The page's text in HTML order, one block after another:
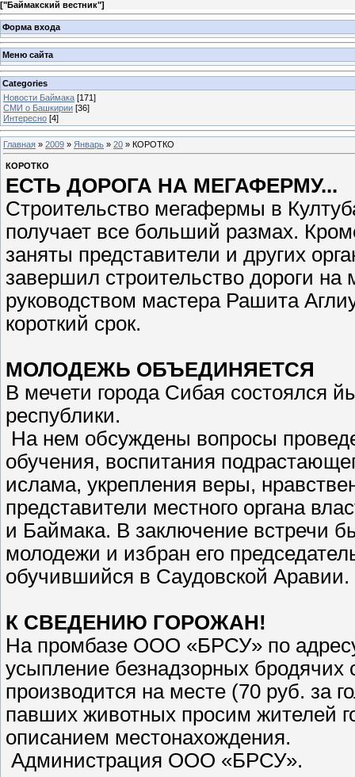
["Баймакский вестник"]
Форма входа
Меню сайта
Categories
Новости Баймака [171]
СМИ о Башкирии [36]
Интересно [4]
Главная » 2009 » Январь » 20 » КОРОТКО
КОРОТКО
ЕСТЬ ДОРОГА НА МЕГАФЕРМУ...
Строительство мегафермы в
получает все больший размах.
заняты представители и других
завершил строительство дороги
руководством мастера Рашита
короткий срок.
МОЛОДЕЖЬ ОБЪЕДИНЯЕТСЯ
В мечети города Сибая состоялся
республики.
На нем обсуждены вопросы
обучения, воспитания
ислама, укрепления веры,
представители местного органа
и Баймака. В заключение встречи
молодежи и избран его
обучившийся в Саудовской Аравии.
К СВЕДЕНИЮ ГОРОЖАН!
На промбазе ООО «БРСУ» по
усыпление безнадзорных бродячих
производится на месте (70 руб. за
павших животных просим жителей
описанием местонахождения.
Администрация ООО «БРСУ».